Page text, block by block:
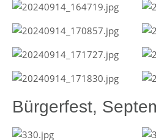
Bürgerfest,